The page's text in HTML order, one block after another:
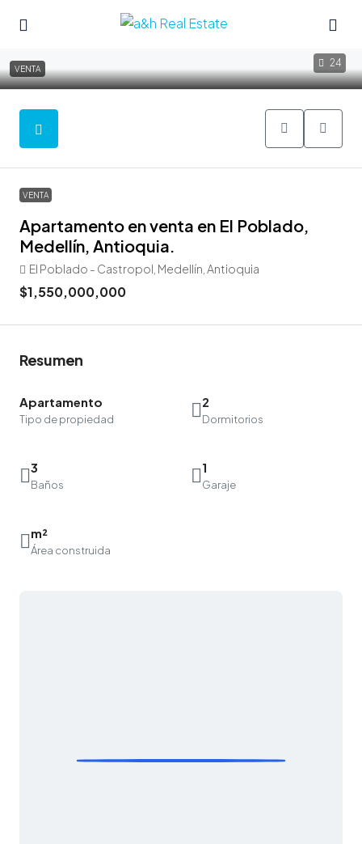
24
VENTA
VENTA
Apartamento en venta en El Poblado,
Medellín, Antioquia.
El Poblado - Castropol, Medellín, Antioquia
$1,550,000,000
Resumen
Apartamento
Tipo de propiedad
2
Dormitorios
3
Baños
1
Garaje
m²
Área construida